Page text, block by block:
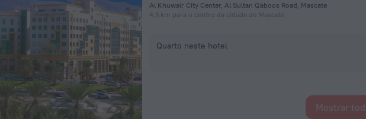
Al Khuwair City Center, Al Sultan Qaboos Road, Mascate
4,5 km para o centro da cidade de Mascate
Quarto neste hotel
Mostrar